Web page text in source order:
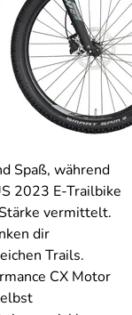
Spaß, während
2023 E-Trailbike
vermittelt.
dir
Trails.
CX Motor